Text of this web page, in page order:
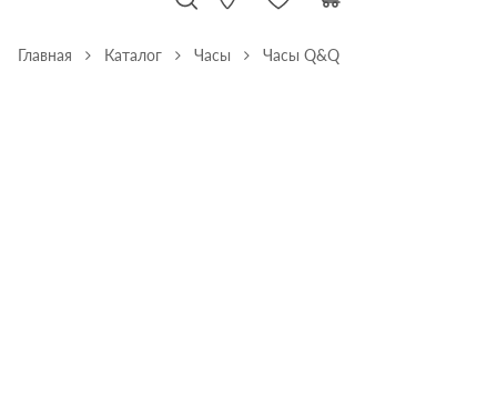
Главная Каталог Часы Часы Q&Q